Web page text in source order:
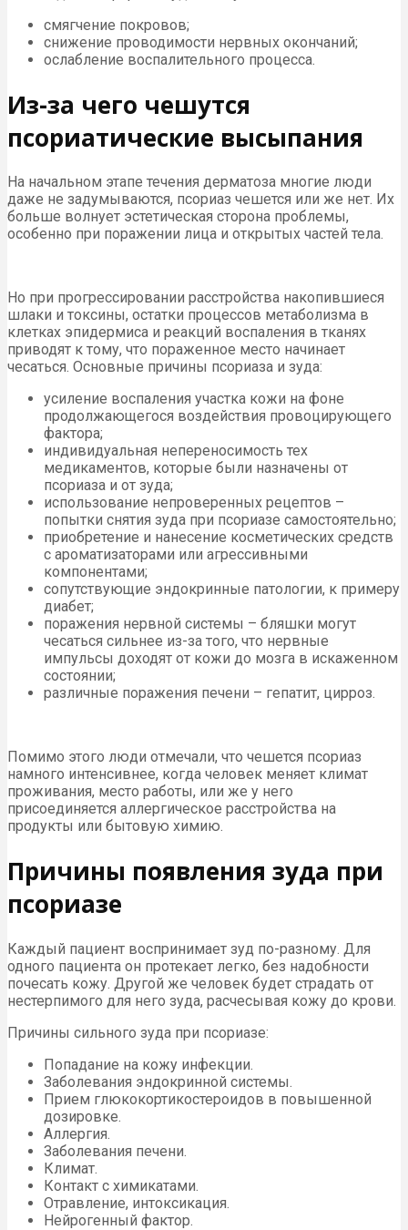
смягчение покровов;
снижение проводимости нервных окончаний;
ослабление воспалительного процесса.
Из-за чего чешутся
псориатические высыпания
На начальном этапе течения дерматоза многие люди
даже не задумываются, псориаз чешется или же нет. Их
больше волнует эстетическая сторона проблемы,
особенно при поражении лица и открытых частей тела.
Но при прогрессировании расстройства накопившиеся
шлаки и токсины, остатки процессов метаболизма в
клетках эпидермиса и реакций воспаления в тканях
приводят к тому, что пораженное место начинает
чесаться. Основные причины псориаза и зуда:
усиление воспаления участка кожи на фоне
продолжающегося воздействия провоцирующего
фактора;
индивидуальная непереносимость тех
медикаментов, которые были назначены от
псориаза и от зуда;
использование непроверенных рецептов –
попытки снятия зуда при псориазе самостоятельно;
приобретение и нанесение косметических средств
с ароматизаторами или агрессивными
компонентами;
сопутствующие эндокринные патологии, к примеру
диабет;
поражения нервной системы – бляшки могут
чесаться сильнее из-за того, что нервные
импульсы доходят от кожи до мозга в искаженном
состоянии;
различные поражения печени – гепатит, цирроз.
Помимо этого люди отмечали, что чешется псориаз
намного интенсивнее, когда человек меняет климат
проживания, место работы, или же у него
присоединяется аллергическое расстройства на
продукты или бытовую химию.
Причины появления зуда при
псориазе
Каждый пациент воспринимает зуд по-разному. Для
одного пациента он протекает легко, без надобности
почесать кожу. Другой же человек будет страдать от
нестерпимого для него зуда, расчесывая кожу до крови.
Причины сильного зуда при псориазе:
Попадание на кожу инфекции.
Заболевания эндокринной системы.
Прием глюкокортикостероидов в повышенной
дозировке.
Аллергия.
Заболевания печени.
Климат.
Контакт с химикатами.
Отравление, интоксикация.
Нейрогенный фактор.